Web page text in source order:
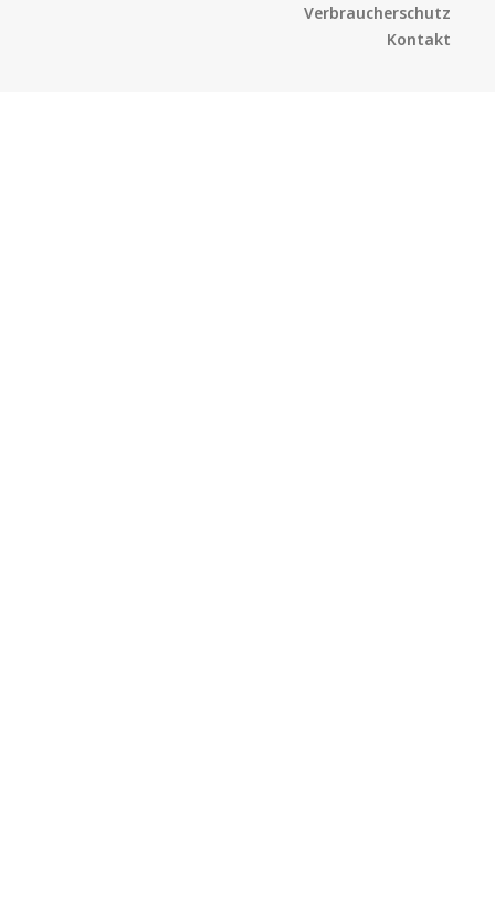
Verbraucherschutz
Kontakt